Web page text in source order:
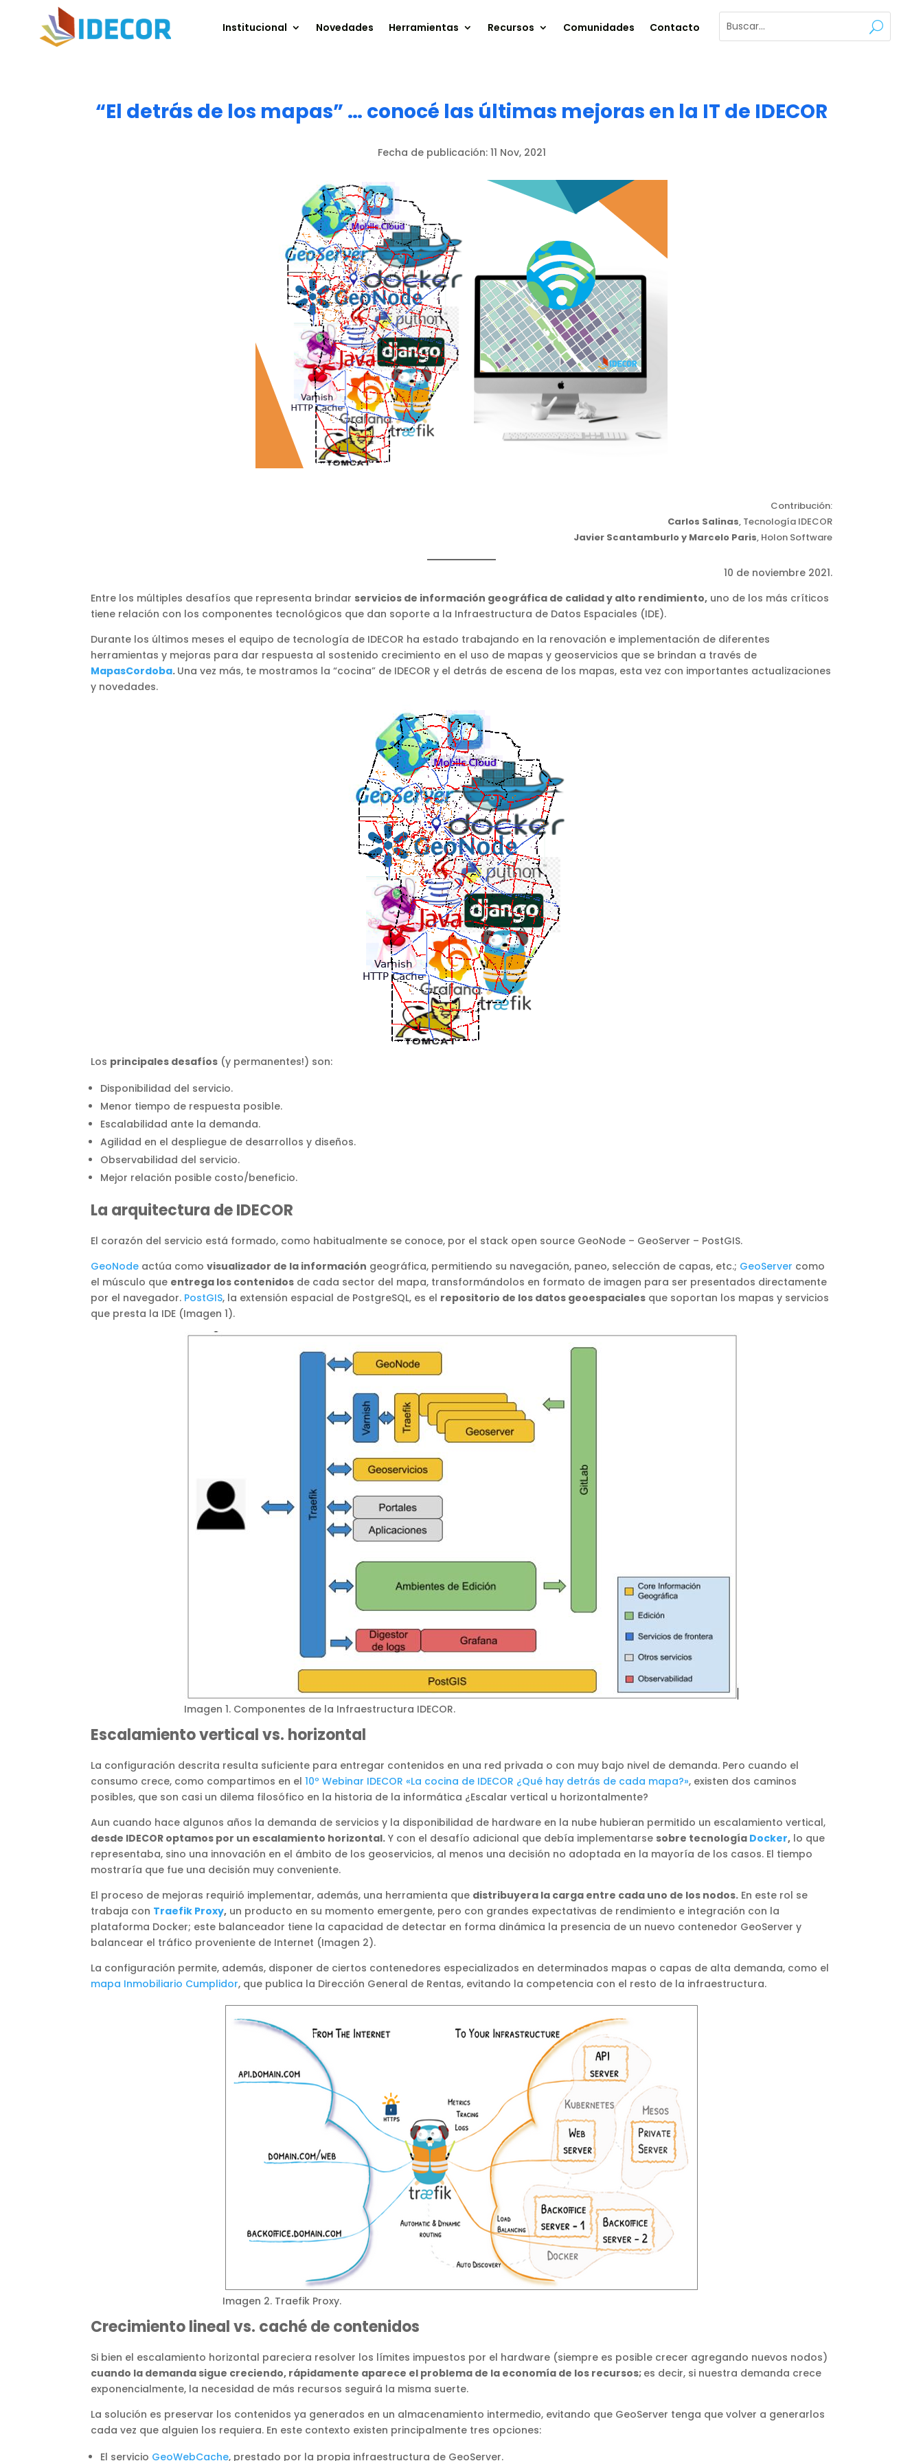
Institucional Novedades Herramientas Recursos Comunidades Contacto
“El detrás de los mapas” … conocé las últimas mejoras en la IT de IDECOR
Fecha de publicación: 11 Nov, 2021
Contribución:
Carlos Salinas, Tecnología IDECOR
Javier Scantamburlo y Marcelo Paris, Holon Software
10 de noviembre 2021.
Entre los múltiples desafíos que representa brindar servicios de información geográfica de calidad y alto rendimiento, uno de los más críticos
tiene relación con los componentes tecnológicos que dan soporte a la Infraestructura de Datos Espaciales (IDE).
Durante los últimos meses el equipo de tecnología de IDECOR ha estado trabajando en la renovación e implementación de diferentes
herramientas y mejoras para dar respuesta al sostenido crecimiento en el uso de mapas y geoservicios que se brindan a través de
MapasCordoba. Una vez más, te mostramos la “cocina” de IDECOR y el detrás de escena de los mapas, esta vez con importantes actualizaciones
y novedades.
Los principales desafíos (y permanentes!) son:
Disponibilidad del servicio.
Menor tiempo de respuesta posible.
Escalabilidad ante la demanda.
Agilidad en el despliegue de desarrollos y diseños.
Observabilidad del servicio.
Mejor relación posible costo/beneficio.
La arquitectura de IDECOR
El corazón del servicio está formado, como habitualmente se conoce, por el stack open source GeoNode – GeoServer – PostGIS.
GeoNode actúa como visualizador de la información geográfica, permitiendo su navegación, paneo, selección de capas, etc.; GeoServer como
el músculo que entrega los contenidos de cada sector del mapa, transformándolos en formato de imagen para ser presentados directamente
por el navegador. PostGIS, la extensión espacial de PostgreSQL, es el repositorio de los datos geoespaciales que soportan los mapas y servicios
que presta la IDE (Imagen 1).
Imagen 1. Componentes de la Infraestructura IDECOR.
Escalamiento vertical vs. horizontal
La configuración descrita resulta suficiente para entregar contenidos en una red privada o con muy bajo nivel de demanda. Pero cuando el
consumo crece, como compartimos en el 10º Webinar IDECOR «La cocina de IDECOR ¿Qué hay detrás de cada mapa?», existen dos caminos
posibles, que son casi un dilema filosófico en la historia de la informática ¿Escalar vertical u horizontalmente?
Aun cuando hace algunos años la demanda de servicios y la disponibilidad de hardware en la nube hubieran permitido un escalamiento vertical,
desde IDECOR optamos por un escalamiento horizontal. Y con el desafío adicional que debía implementarse sobre tecnología Docker, lo que
representaba, sino una innovación en el ámbito de los geoservicios, al menos una decisión no adoptada en la mayoría de los casos. El tiempo
mostraría que fue una decisión muy conveniente.
El proceso de mejoras requirió implementar, además, una herramienta que distribuyera la carga entre cada uno de los nodos. En este rol se
trabaja con Traefik Proxy, un producto en su momento emergente, pero con grandes expectativas de rendimiento e integración con la
plataforma Docker; este balanceador tiene la capacidad de detectar en forma dinámica la presencia de un nuevo contenedor GeoServer y
balancear el tráfico proveniente de Internet (Imagen 2).
La configuración permite, además, disponer de ciertos contenedores especializados en determinados mapas o capas de alta demanda, como el
mapa Inmobiliario Cumplidor, que publica la Dirección General de Rentas, evitando la competencia con el resto de la infraestructura.
Imagen 2. Traefik Proxy.
Crecimiento lineal vs. caché de contenidos
Si bien el escalamiento horizontal pareciera resolver los límites impuestos por el hardware (siempre es posible crecer agregando nuevos nodos)
cuando la demanda sigue creciendo, rápidamente aparece el problema de la economía de los recursos; es decir, si nuestra demanda crece
exponencialmente, la necesidad de más recursos seguirá la misma suerte.
La solución es preservar los contenidos ya generados en un almacenamiento intermedio, evitando que GeoServer tenga que volver a generarlos
cada vez que alguien los requiera. En este contexto existen principalmente tres opciones:
El servicio GeoWebCache, prestado por la propia infraestructura de GeoServer.